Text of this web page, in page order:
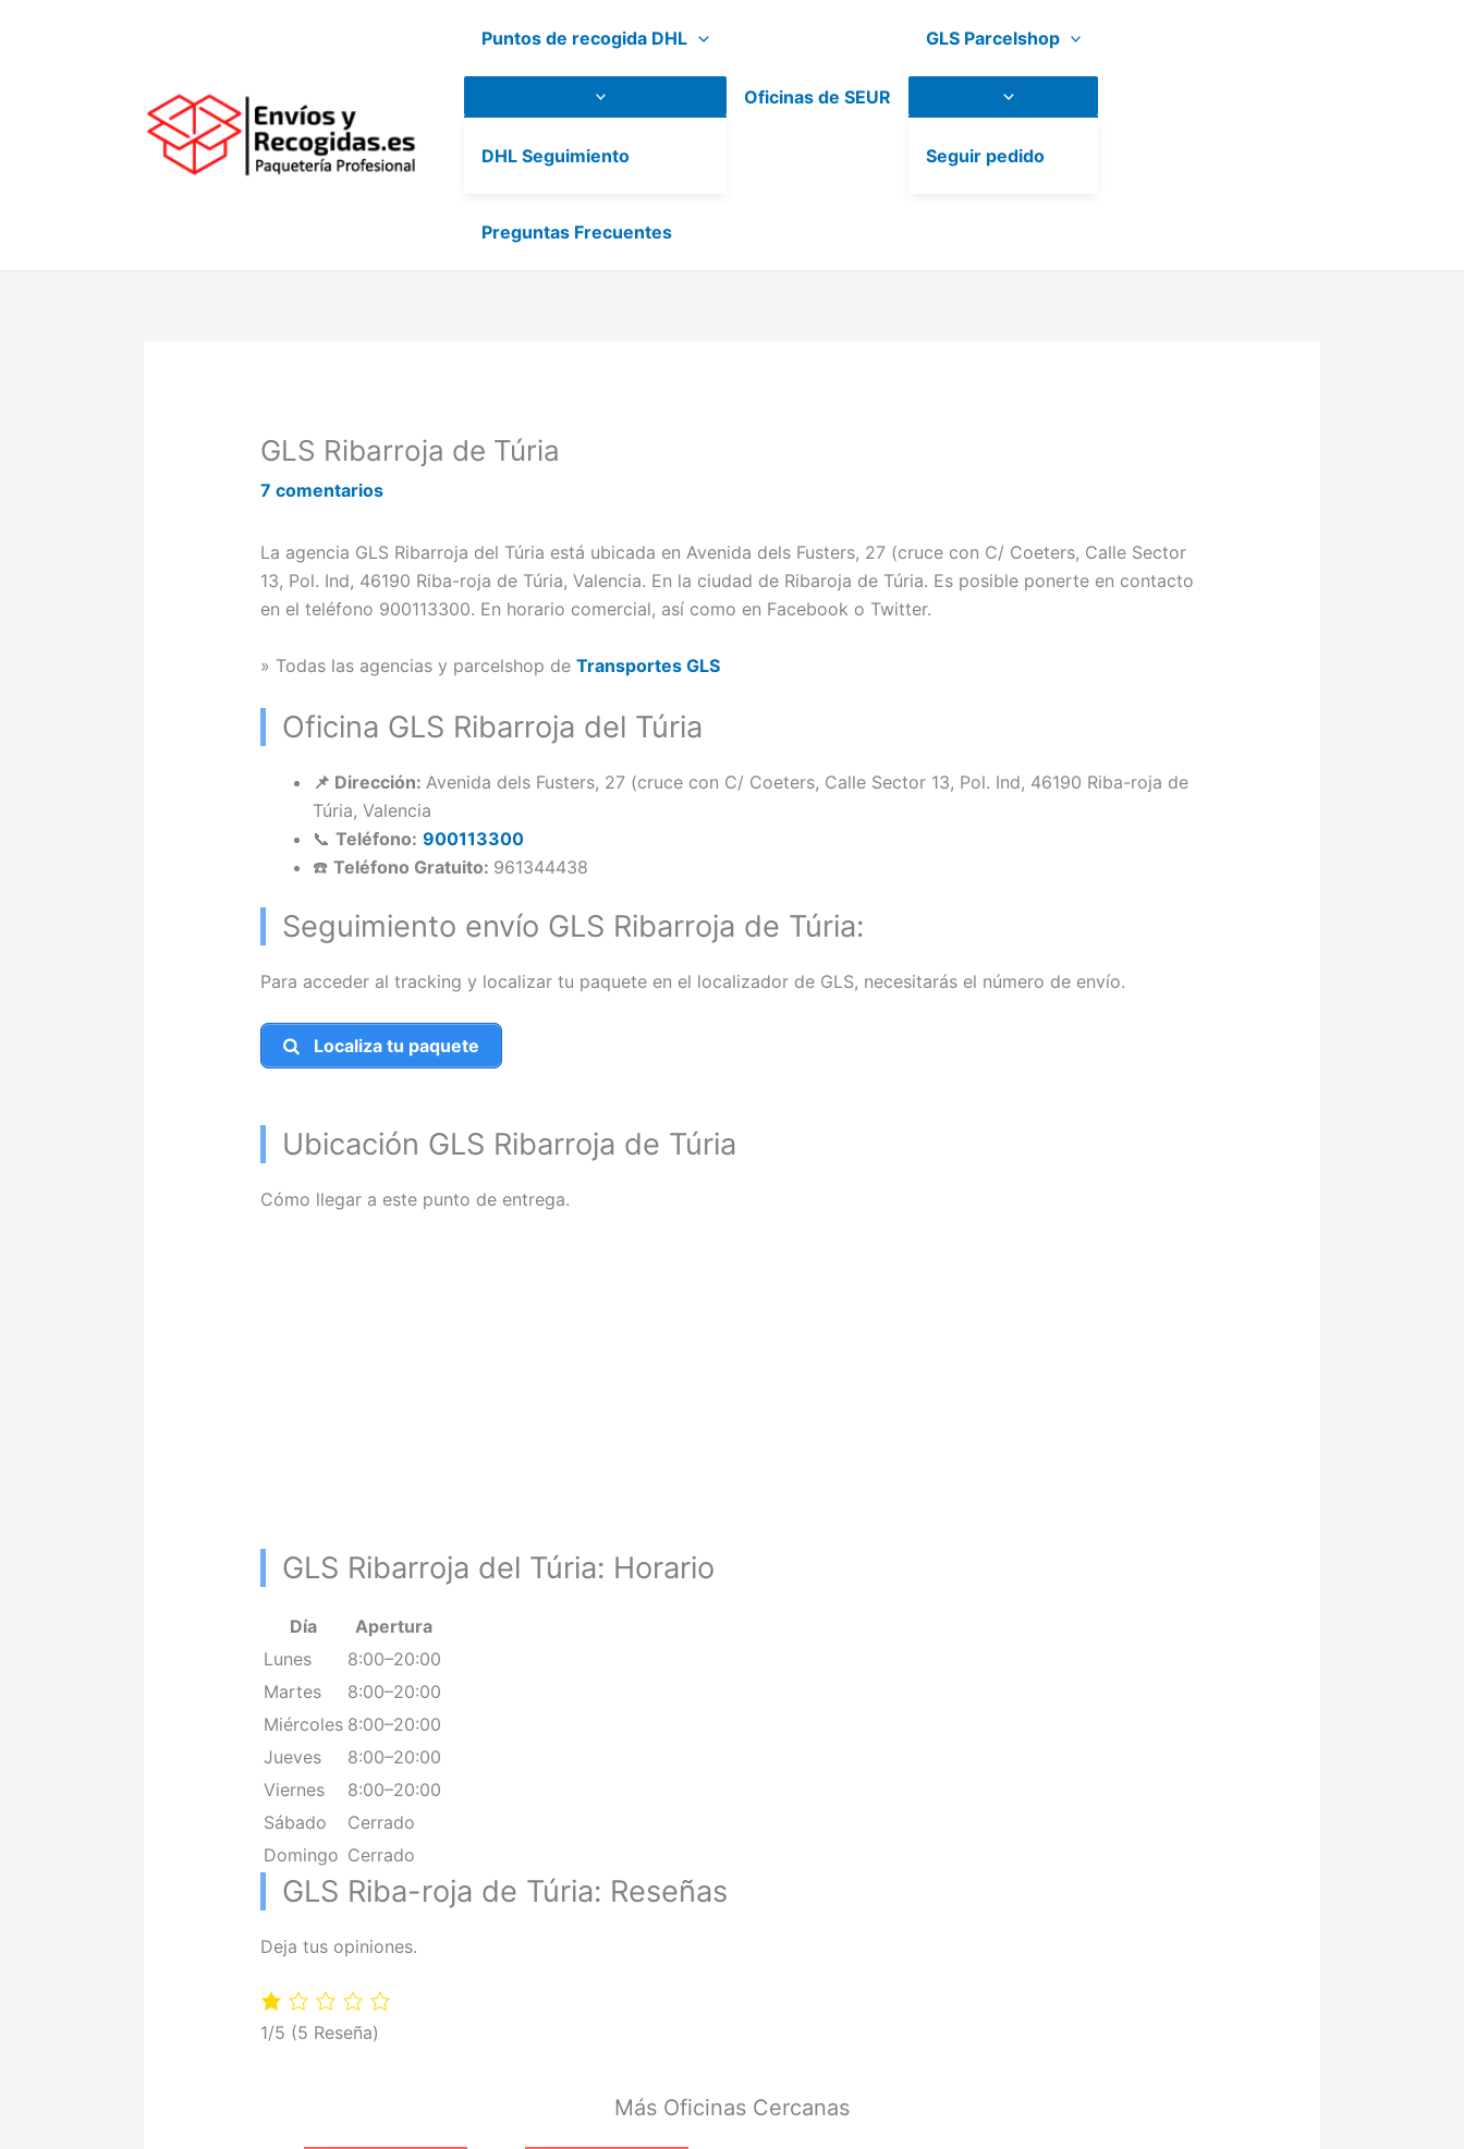
Puntos de recogida DHL
DHL Seguimiento
Oficinas de SEUR
GLS Parcelshop
Seguir pedido
Preguntas Frecuentes
GLS Ribarroja de Túria
7 comentarios
La agencia GLS Ribarroja del Túria está ubicada en Avenida dels Fusters, 27 (cruce con C/ Coeters, Calle Sector
13, Pol. Ind, 46190 Riba-roja de Túria, Valencia. En la ciudad de Ribaroja de Túria. Es posible ponerte en contacto
en el teléfono 900113300. En horario comercial, así como en Facebook o Twitter.
» Todas las agencias y parcelshop de Transportes GLS
Oficina GLS Ribarroja del Túria
📌 Dirección: Avenida dels Fusters, 27 (cruce con C/ Coeters, Calle Sector 13, Pol. Ind, 46190 Riba-roja de
Túria, Valencia
📞 Teléfono: 900113300
☎️ Teléfono Gratuito: 961344438
Seguimiento envío GLS Ribarroja de Túria:
Para acceder al tracking y localizar tu paquete en el localizador de GLS, necesitarás el número de envío.
Localiza tu paquete
Ubicación GLS Ribarroja de Túria
Cómo llegar a este punto de entrega.
GLS Ribarroja del Túria: Horario
Día
Apertura
Lunes
8:00–20:00
Martes
8:00–20:00
Miércoles 8:00–20:00
Jueves
8:00–20:00
Viernes
8:00–20:00
Sábado
Cerrado
Domingo Cerrado
GLS Riba-roja de Túria: Reseñas
Deja tus opiniones.
1/5 (5 Reseña)
Más Oficinas Cercanas